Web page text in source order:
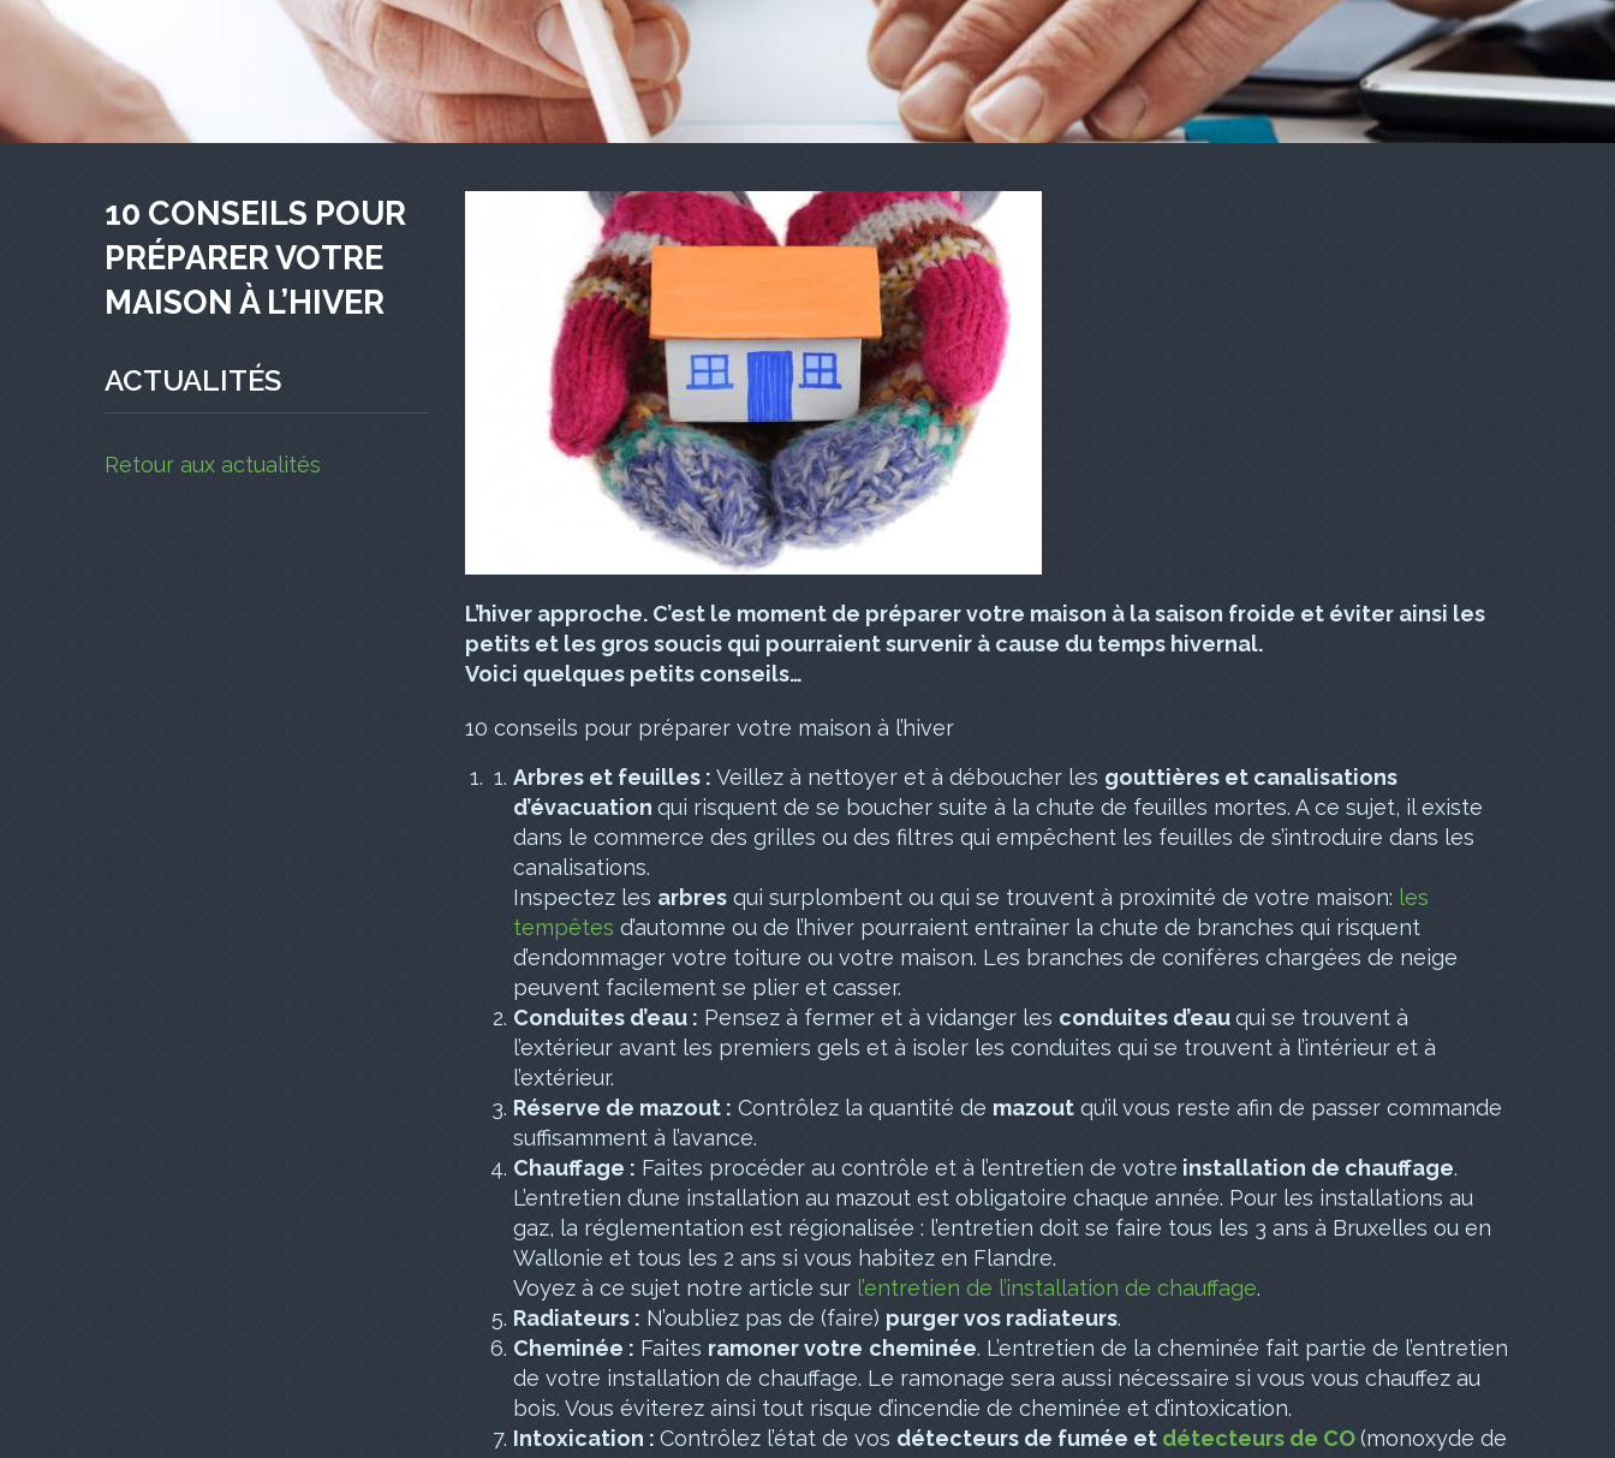
L’hiver approche. C’est le moment de préparer votre maison à la saison froide et éviter ainsi les
petits et les gros soucis qui pourraient survenir à cause du temps hivernal.
Voici quelques petits conseils…
10 conseils pour préparer votre maison à l’hiver
Arbres et feuilles : Veillez à nettoyer et à déboucher les gouttières et canalisations
d’évacuation qui risquent de se boucher suite à la chute de feuilles mortes. A ce sujet, il existe
dans le commerce des grilles ou des filtres qui empêchent les feuilles de s’introduire dans les
canalisations.
Inspectez les arbres qui surplombent ou qui se trouvent à proximité de votre maison: les
tempêtes d’automne ou de l’hiver pourraient entraîner la chute de branches qui risquent
d’endommager votre toiture ou votre maison. Les branches de conifères chargées de neige
peuvent facilement se plier et casser.
Conduites d’eau : Pensez à fermer et à vidanger les conduites d’eauqui se trouvent à
l’extérieur avant les premiers gels et à isoler les conduites qui se trouvent à l’intérieur et à
l’extérieur.
Réserve de mazout : Contrôlez la quantité de mazout qu’il vous reste afin de passer commande
suffisamment à l’avance.
Chauffage : Faites procéder au contrôle et à l’entretien de votre installation de chauffage.
L’entretien d’une installation au mazout est obligatoire chaque année. Pour les installations au
gaz, la réglementation est régionalisée : l’entretien doit se faire tous les 3 ans à Bruxelles ou en
Wallonie et tous les 2 ans si vous habitez en Flandre.
Voyez à ce sujet notre article sur l’entretien de l’installation de chauffage.
Radiateurs : N’oubliez pas de (faire) purger vos radiateurs.
Cheminée : Faites ramoner votre cheminée. L’entretien de la cheminée fait partie de l’entretien
de votre installation de chauffage. Le ramonage sera aussi nécessaire si vous vous chauffez au
bois. Vous éviterez ainsi tout risque d’incendie de cheminée et d’intoxication.
Intoxication : Contrôlez l’état de vos détecteurs de fumée et détecteurs de CO(monoxyde de
10 CONSEILS POUR
PRÉPARER VOTRE
MAISON À L’HIVER
ACTUALITÉS
Retour aux actualités